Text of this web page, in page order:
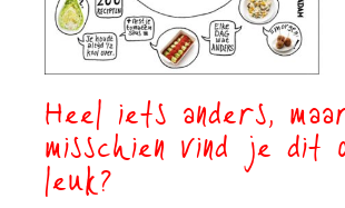
Heel iets anders,
misschien vind je dit
leuk?